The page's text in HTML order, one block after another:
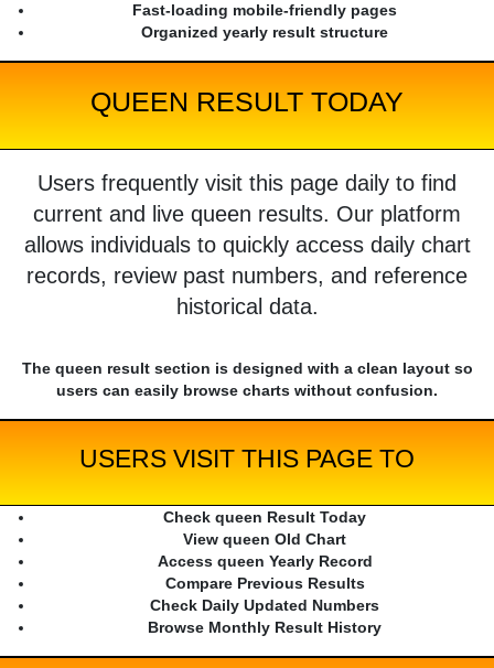
Fast-loading mobile-friendly pages
Organized yearly result structure
QUEEN RESULT TODAY
Users frequently visit this page daily to find
current and live queen results. Our platform
allows individuals to quickly access daily chart
records, review past numbers, and reference
historical data.
The queen result section is designed with a clean layout so
users can easily browse charts without confusion.
USERS VISIT THIS PAGE TO
Check queen Result Today
View queen Old Chart
Access queen Yearly Record
Compare Previous Results
Check Daily Updated Numbers
Browse Monthly Result History